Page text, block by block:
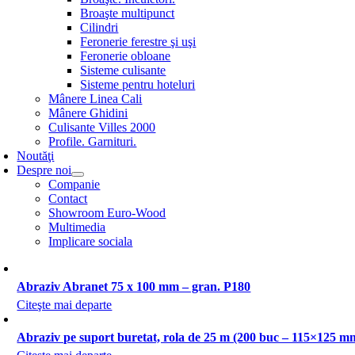
Broaşte multipunct
Cilindri
Feronerie ferestre şi uşi
Feronerie obloane
Sisteme culisante
Sisteme pentru hoteluri
Mânere Linea Cali
Mânere Ghidini
Culisante Villes 2000
Profile. Garnituri.
Noutăţi
Despre noi
Companie
Contact
Showroom Euro-Wood
Multimedia
Implicare sociala
Abraziv Abranet 75 x 100 mm – gran. P180
Citeşte mai departe
Abraziv pe suport buretat, rola de 25 m (200 buc – 115×125